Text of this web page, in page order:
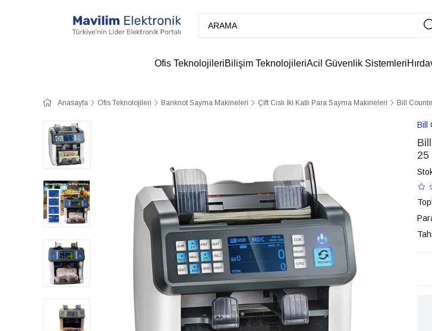
Ofis TeknolojileriBilişim TeknolojileriAcil Güvenlik Sistemleri
Anasayfa Ofis Teknolojileri Banknot Sayma Makineleri Çift Cıslı İki Katlı Para Sayma Makineleri Bill
Bill
25